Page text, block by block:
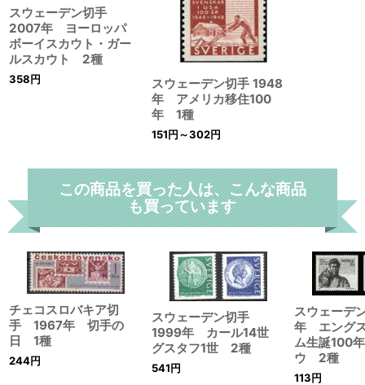
スウェーデン切手
2007年 ヨーロッパ
ボーイスカウト・ガー
ルスカウト 2種
358円
スウェーデン切手 1948
年 アメリカ移住100
年 1種
151円～302円
この商品を買った人は、こんな商品
も買っています
チェコスロバキア切
手 1967年 切手の
日 1種
244円
スウェーデン切手
1999年 カール14世
グスタフ1世 2種
541円
スウェーデ
年 エング
ム生誕100
ウ 2種
113円